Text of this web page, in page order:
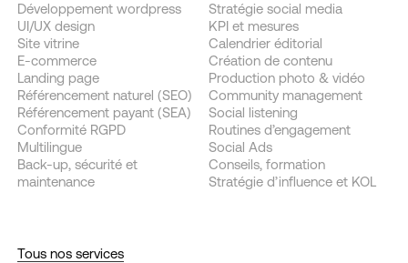
Développement wordpress
UI/UX design
Site vitrine
E-commerce
Landing page
Référencement naturel (SEO)
Référencement payant (SEA)
Conformité RGPD
Multilingue
Back-up, sécurité et
maintenance
Stratégie social media
KPI et mesures
Calendrier éditorial
Création de contenu
Production photo & vidéo
Community management
Social listening
Routines d’engagement
Social Ads
Conseils, formation
Stratégie d’influence et KOL
Tous nos services